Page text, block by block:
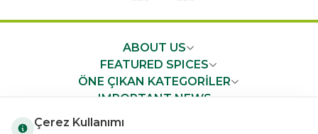
ABOUT US
FEATURED SPICES
ÖNE ÇIKAN KATEGORİLER
IMPORTANT NEWS
Çerez Kullanımı